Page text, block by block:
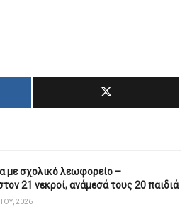
με σχολικό λεωφορείο –
21 νεκροί, ανάμεσά τους 20 παιδιά
2026